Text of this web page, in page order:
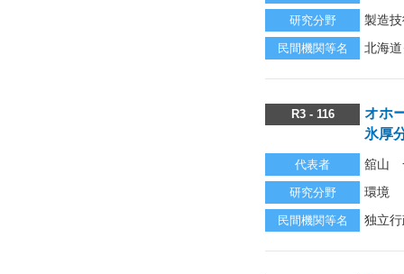
研究分野 製造
民間機関等名 北海
R3 - 116
オホ
氷厚
代表者 舘山
研究分野 環境
民間機関等名 独立